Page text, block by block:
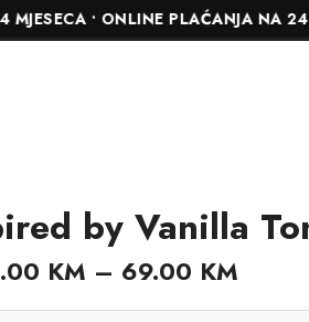
• ONLINE PLAĆANJA NA 24 RATE
by Vanilla
KM – 69.00 KM